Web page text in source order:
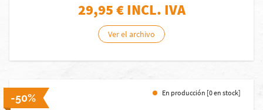
29,95€ INCL. IVA
Ver el archivo
-50% En producción [0 en stock]